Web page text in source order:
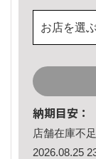
お店を選ぶ
納期目安：
店舗在庫不
2026.08.25